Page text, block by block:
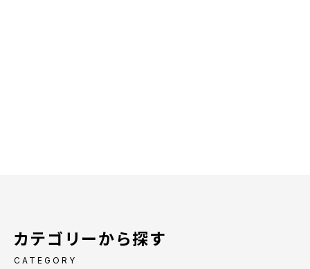
カテゴリーから探す
CATEGORY